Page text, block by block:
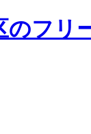
のフリ